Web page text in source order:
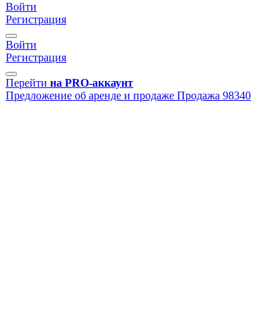
Войти
Регистрация
Войти
Регистрация
Перейти на PRO-аккаунт
Предложение об аренде и продаже Продажа 98340